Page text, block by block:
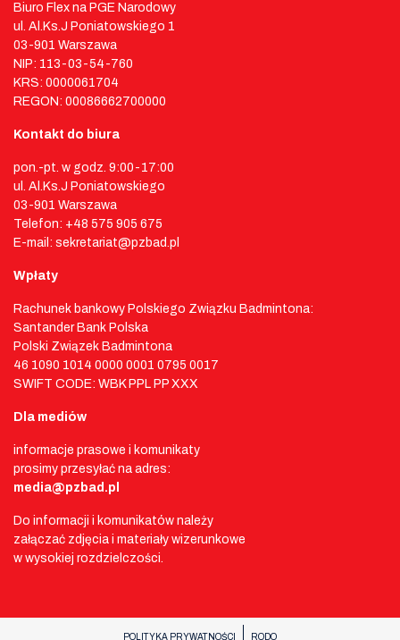
Biuro Flex na PGE Narodowy
ul. Al.Ks.J Poniatowskiego 1
03-901 Warszawa
NIP: 113-03-54-760
KRS: 0000061704
REGON: 00086662700000
Kontakt do biura
pon.-pt. w godz. 9:00-17:00
ul. Al.Ks.J Poniatowskiego
03-901 Warszawa
Telefon: +48 575 905 675
E-mail: sekretariat@pzbad.pl
Wpłaty
Rachunek bankowy Polskiego Związku Badmintona:
Santander Bank Polska
Polski Związek Badmintona
46 1090 1014 0000 0001 0795 0017
SWIFT CODE: WBK PPL PP XXX
Dla mediów
informacje prasowe i komunikaty
prosimy przesyłać na adres:
media@pzbad.pl
Do informacji i komunikatów należy
załączać zdjęcia i materiały wizerunkowe
w wysokiej rozdzielczości.
POLITYKA PRYWATNOŚCI RODO